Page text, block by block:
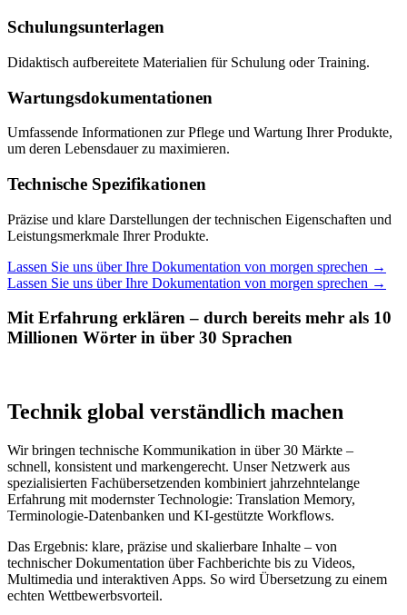
Schulungsunterlagen
Didaktisch aufbereitete Materialien für Schulung oder Training.
Wartungs­dokumentationen
Umfassende Informationen zur Pflege und Wartung Ihrer Produkte,
um deren Lebensdauer zu maximieren.
Technische Spezifikationen
Präzise und klare Darstellungen der technischen Eigenschaften und
Leistungsmerkmale Ihrer Produkte.
Lassen Sie uns über Ihre Dokumentation von morgen sprechen →
Lassen Sie uns über Ihre Dokumentation von morgen sprechen →
Mit Erfahrung erklären – durch bereits mehr als 10
Millionen Wörter in über 30 Sprachen
Technik global verständlich machen
Wir bringen technische Kommunikation in über 30 Märkte –
schnell, konsistent und markengerecht. Unser Netzwerk aus
spezialisierten Fachübersetzenden kombiniert jahrzehntelange
Erfahrung mit modernster Technologie: Translation Memory,
Terminologie-Datenbanken und KI-gestützte Workflows.
Das Ergebnis: klare, präzise und skalierbare Inhalte – von
technischer Dokumentation über Fachberichte bis zu Videos,
Multimedia und interaktiven Apps. So wird Übersetzung zu einem
echten Wettbewerbsvorteil.